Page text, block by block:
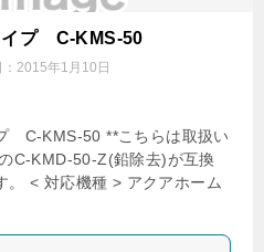
イプ C-KMS-50
2015年1月10日
C-KMS-50 **こちらは取扱い
C-KMD-50-Z(鉛除去)が互換
。 < 対応機種 > アクアホーム